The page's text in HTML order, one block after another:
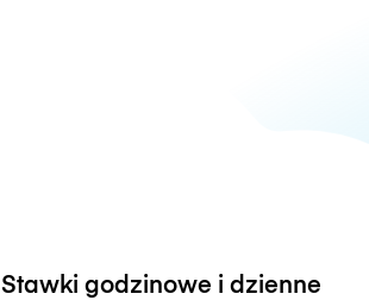
Stawki godzinowe i dzienne